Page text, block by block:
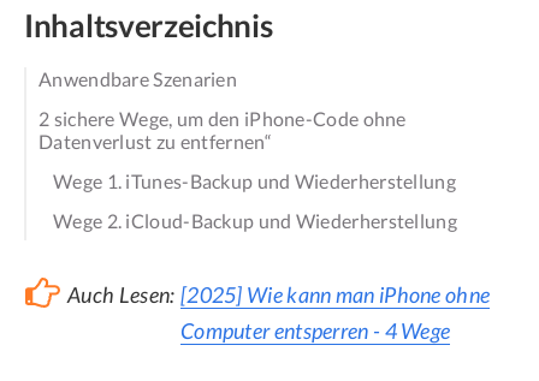
Inhaltsverzeichnis
Anwendbare Szenarien
2 sichere Wege, um den iPhone-Code ohne
Datenverlust zu entfernen“
Wege 1. iTunes-Backup und Wiederherstellung
Wege 2. iCloud-Backup und Wiederherstellung
Auch Lesen: [2025] Wie kann man iPhone ohne
Computer entsperren - 4 Wege